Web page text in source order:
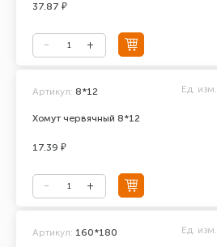
37.87 ₽
Хомут червячный 8*12
Артикул: 8*12 Ед. изм.
17.39 ₽
Артикул: 160*180 Ед. изм.